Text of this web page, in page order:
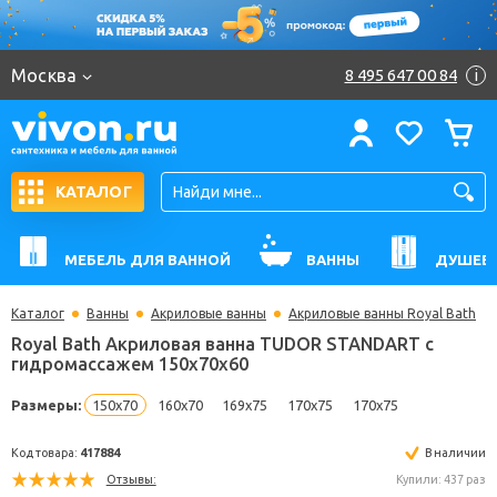
Москва 8 495 647 00 84 i
КАТАЛОГ
МЕБЕЛЬ ДЛЯ ВАННОЙ ВАННЫ
Каталог Ванны Акриловые ванны Акриловые ванны Royal Bath
гидромассажем 150x70x60
Размеры: 150x70 170x75